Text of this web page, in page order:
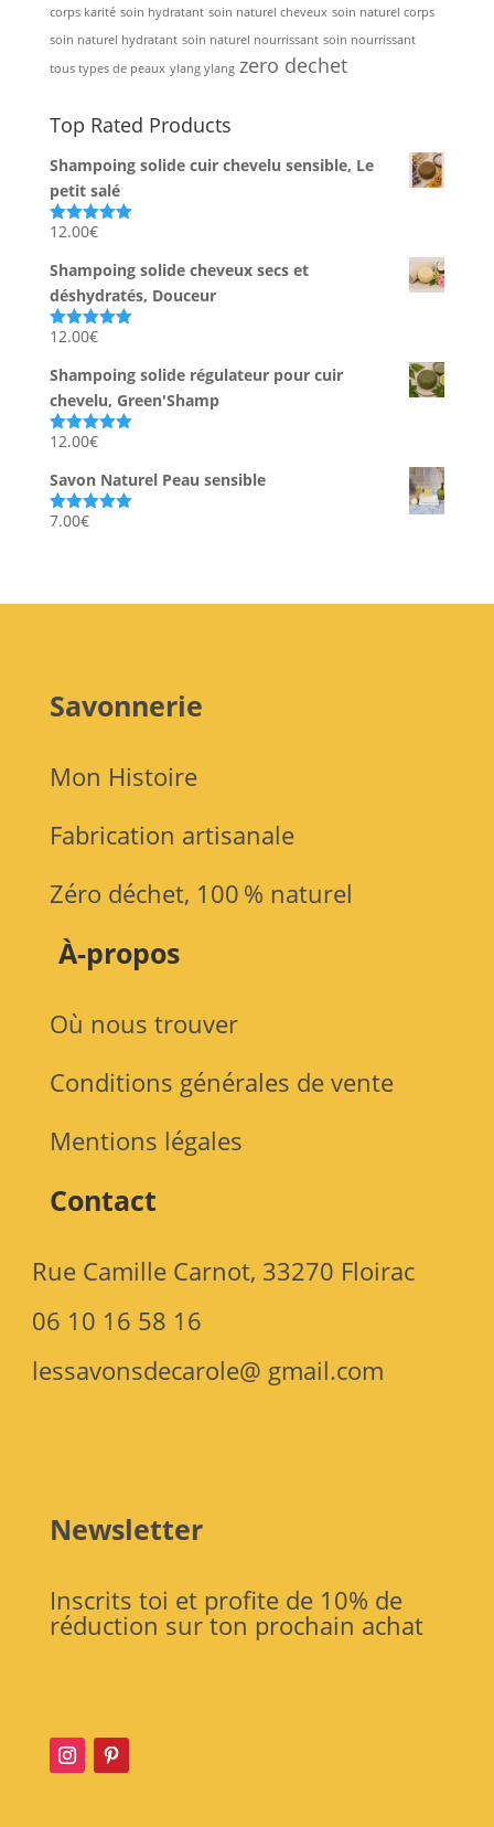
corps karité soin hydratant soin naturel cheveux soin naturel corps
soin naturel hydratant soin naturel nourrissant soin nourrissant
tous types de peaux ylang ylang zero dechet
Top Rated Products
Shampoing solide cuir chevelu sensible, Le
petit salé
Note5.00
12.00€
Shampoing solide cheveux secs et
déshydratés, Douceur
Note5.00
12.00€
Shampoing solide régulateur pour cuir
chevelu, Green'Shamp
Note5.00
12.00€
Savon Naturel Peau sensible
Note5.00
7.00€
Savonnerie
Mon Histoire
Fabrication artisanale
Zéro déchet, 100 % naturel
À-propos
Où nous trouver
Conditions générales de vente
Mentions légales
Contact
Rue Camille Carnot, 33270 Floirac
06 10 16 58 16
lessavonsdecarole@ gmail.com
Newsletter
Inscrits toi et profite de 10% de
réduction sur ton prochain achat